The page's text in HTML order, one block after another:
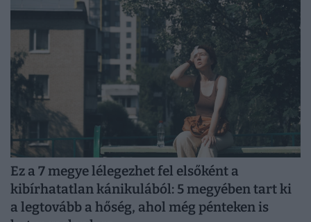
Ez a 7 megye lélegezhet fel elsőként a
kibírhatatlan kánikulából: 5 megyében tart ki
a legtovább a hőség, ahol még pénteken is